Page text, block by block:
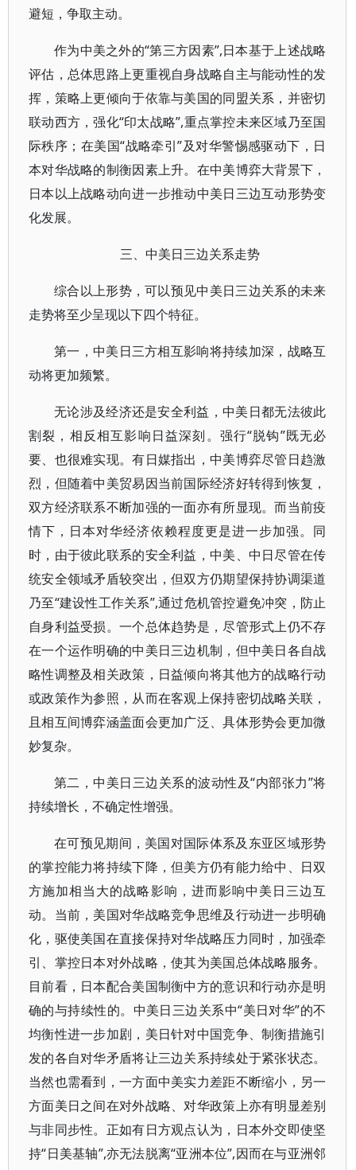
避短，争取主动。
作为中美之外的“第三方因素”,日本基于上述战略
评估，总体思路上更重视自身战略自主与能动性的发
挥，策略上更倾向于依靠与美国的同盟关系，并密切
联动西方，强化“印太战略”,重点掌控未来区域乃至国
际秩序；在美国“战略牵引”及对华警惕感驱动下，日
本对华战略的制衡因素上升。在中美博弈大背景下，
日本以上战略动向进一步推动中美日三边互动形势变
化发展。
三、中美日三边关系走势
综合以上形势，可以预见中美日三边关系的未来
走势将至少呈现以下四个特征。
第一，中美日三方相互影响将持续加深，战略互
动将更加频繁。
无论涉及经济还是安全利益，中美日都无法彼此
割裂，相反相互影响日益深刻。强行“脱钩”既无必
要、也很难实现。有日媒指出，中美博弈尽管日趋激
烈，但随着中美贸易因当前国际经济好转得到恢复，
双方经济联系不断加强的一面亦有所显现。而当前疫
情下，日本对华经济依赖程度更是进一步加强。同
时，由于彼此联系的安全利益，中美、中日尽管在传
统安全领域矛盾较突出，但双方仍期望保持协调渠道
乃至“建设性工作关系”,通过危机管控避免冲突，防止
自身利益受损。一个总体趋势是，尽管形式上仍不存
在一个运作明确的中美日三边机制，但中美日各自战
略性调整及相关政策，日益倾向将其他方的战略行动
或政策作为参照，从而在客观上保持密切战略关联，
且相互间博弈涵盖面会更加广泛、具体形势会更加微
妙复杂。
第二，中美日三边关系的波动性及“内部张力”将
持续增长，不确定性增强。
在可预见期间，美国对国际体系及东亚区域形势
的掌控能力将持续下降，但美方仍有能力给中、日双
方施加相当大的战略影响，进而影响中美日三边互
动。当前，美国对华战略竞争思维及行动进一步明确
化，驱使美国在直接保持对华战略压力同时，加强牵
引、掌控日本对外战略，使其为美国总体战略服务。
目前看，日本配合美国制衡中方的意识和行动亦是明
确的与持续性的。中美日三边关系中“美日对华”的不
均衡性进一步加剧，美日针对中国竞争、制衡措施引
发的各自对华矛盾将让三边关系持续处于紧张状态。
当然也需看到，一方面中美实力差距不断缩小，另一
方面美日之间在对外战略、对华政策上亦有明显差别
与非同步性。正如有日方观点认为，日本外交即使坚
持“日美基轴”,亦无法脱离“亚洲本位”,因而在与亚洲邻